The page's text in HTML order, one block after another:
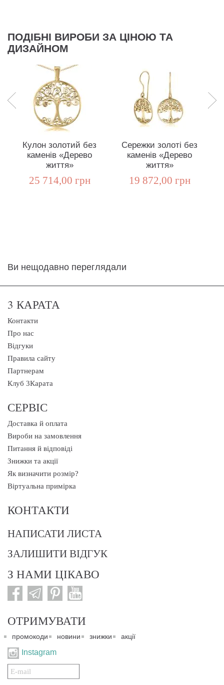
ПОДІБНІ ВИРОБИ ЗА ЦІНОЮ ТА
ДИЗАЙНОМ
Кулон золотий без
каменів «Дерево
життя»
25 714,00 грн
Сережки золоті без
каменів «Дерево
життя»
19 872,00 грн
Ви нещодавно переглядали
3 КАРАТА
Контакти
Про нас
Відгуки
Правила сайту
Партнерам
Клуб 3Карата
СЕРВІС
Доставка й оплата
Вироби на замовлення
Питання й відповіді
Знижки та акції
Як визначити розмір?
Віртуальна примірка
КОНТАКТИ
НАПИСАТИ ЛИСТА
ЗАЛИШИТИ ВІДГУК
З НАМИ ЦІКАВО
ОТРИМУВАТИ
промокоди новини знижки акції
Instagram
Подписаться
на